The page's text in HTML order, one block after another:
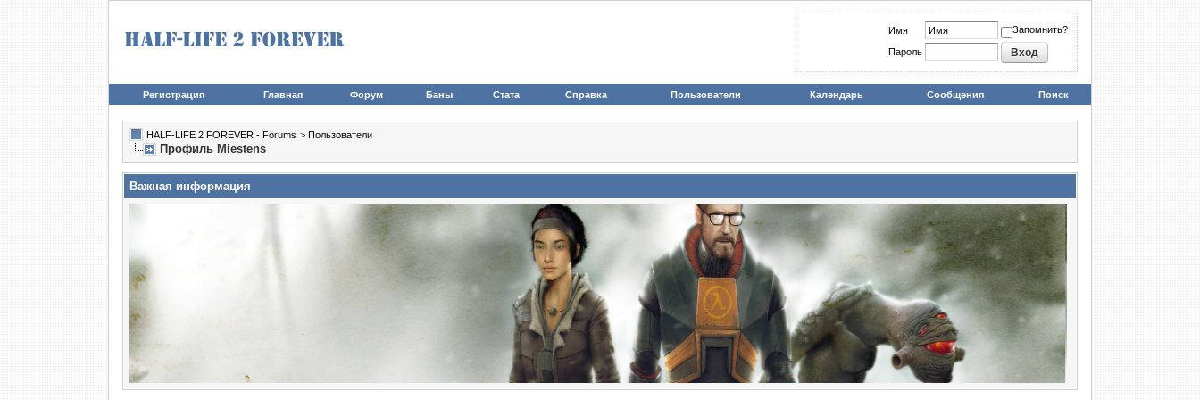
Имя Запомнить?
Пароль
Регистрация Главная Форум Баны Стата Справка Пользователи Календарь Сообщения Поиск
HALF-LIFE 2 FOREVER - Forums > Пользователи
Профиль Miestens
Важная информация